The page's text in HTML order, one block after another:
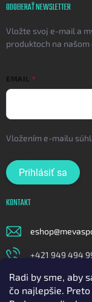
Radi by sme, aby
čo najlepšie.
ODOBERAŤ NEWSLETTER
Vložte svoj e-mail a
produktoch na našom
EMAIL
Vložením e-mailu
Prihlásiť sa
KONTAKT
eshop@
+421 949 494
https://